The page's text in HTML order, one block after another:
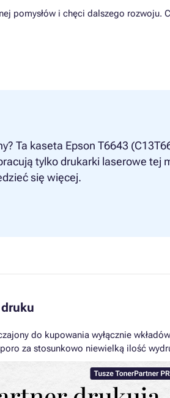
pomysłów i chęci dalszego rozwoju.
Ta kaseta Epson T6643
tylko drukarki laserowe tej
się więcej.
do kupowania wyłącznie
za stosunkowo niewielką ilość